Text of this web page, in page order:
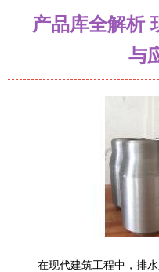
产品库全解析
与
在现代建筑工程中，排